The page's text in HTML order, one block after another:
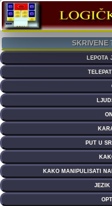
SKRIVENE
LEPOTA
PUT U
KAKO MANIPULISATI
JEZIK